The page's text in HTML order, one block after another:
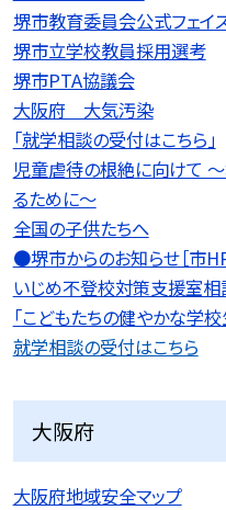
堺市教育委員会公式フェイ
堺市立学校教員採用選考
堺市PTA協議会
大阪府 大気汚染
「就学相談の受付はこちら」
児童虐待の根絶に向けて
るために〜
全国の子供たちへ
●堺市からのお知らせ［市HP
いじめ不登校対策支援室
「こどもたちの健やかな学
就学相談の受付はこちら
大阪府
大阪府地域安全マップ